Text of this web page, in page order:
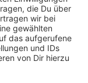
4.27 Uhr. Ab
Busse in
um 0.48,
und 3.48
um 1.04, 2.04